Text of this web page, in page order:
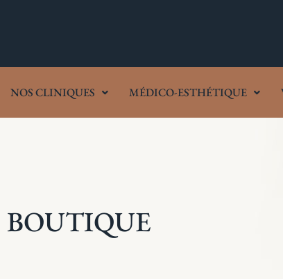
NOS CLINIQUES MÉDICO-ESTHÉTIQUE
BOUTIQUE